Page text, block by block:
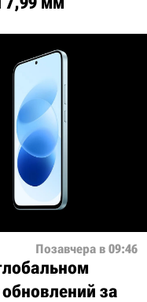
Позавчера в 09:46
за